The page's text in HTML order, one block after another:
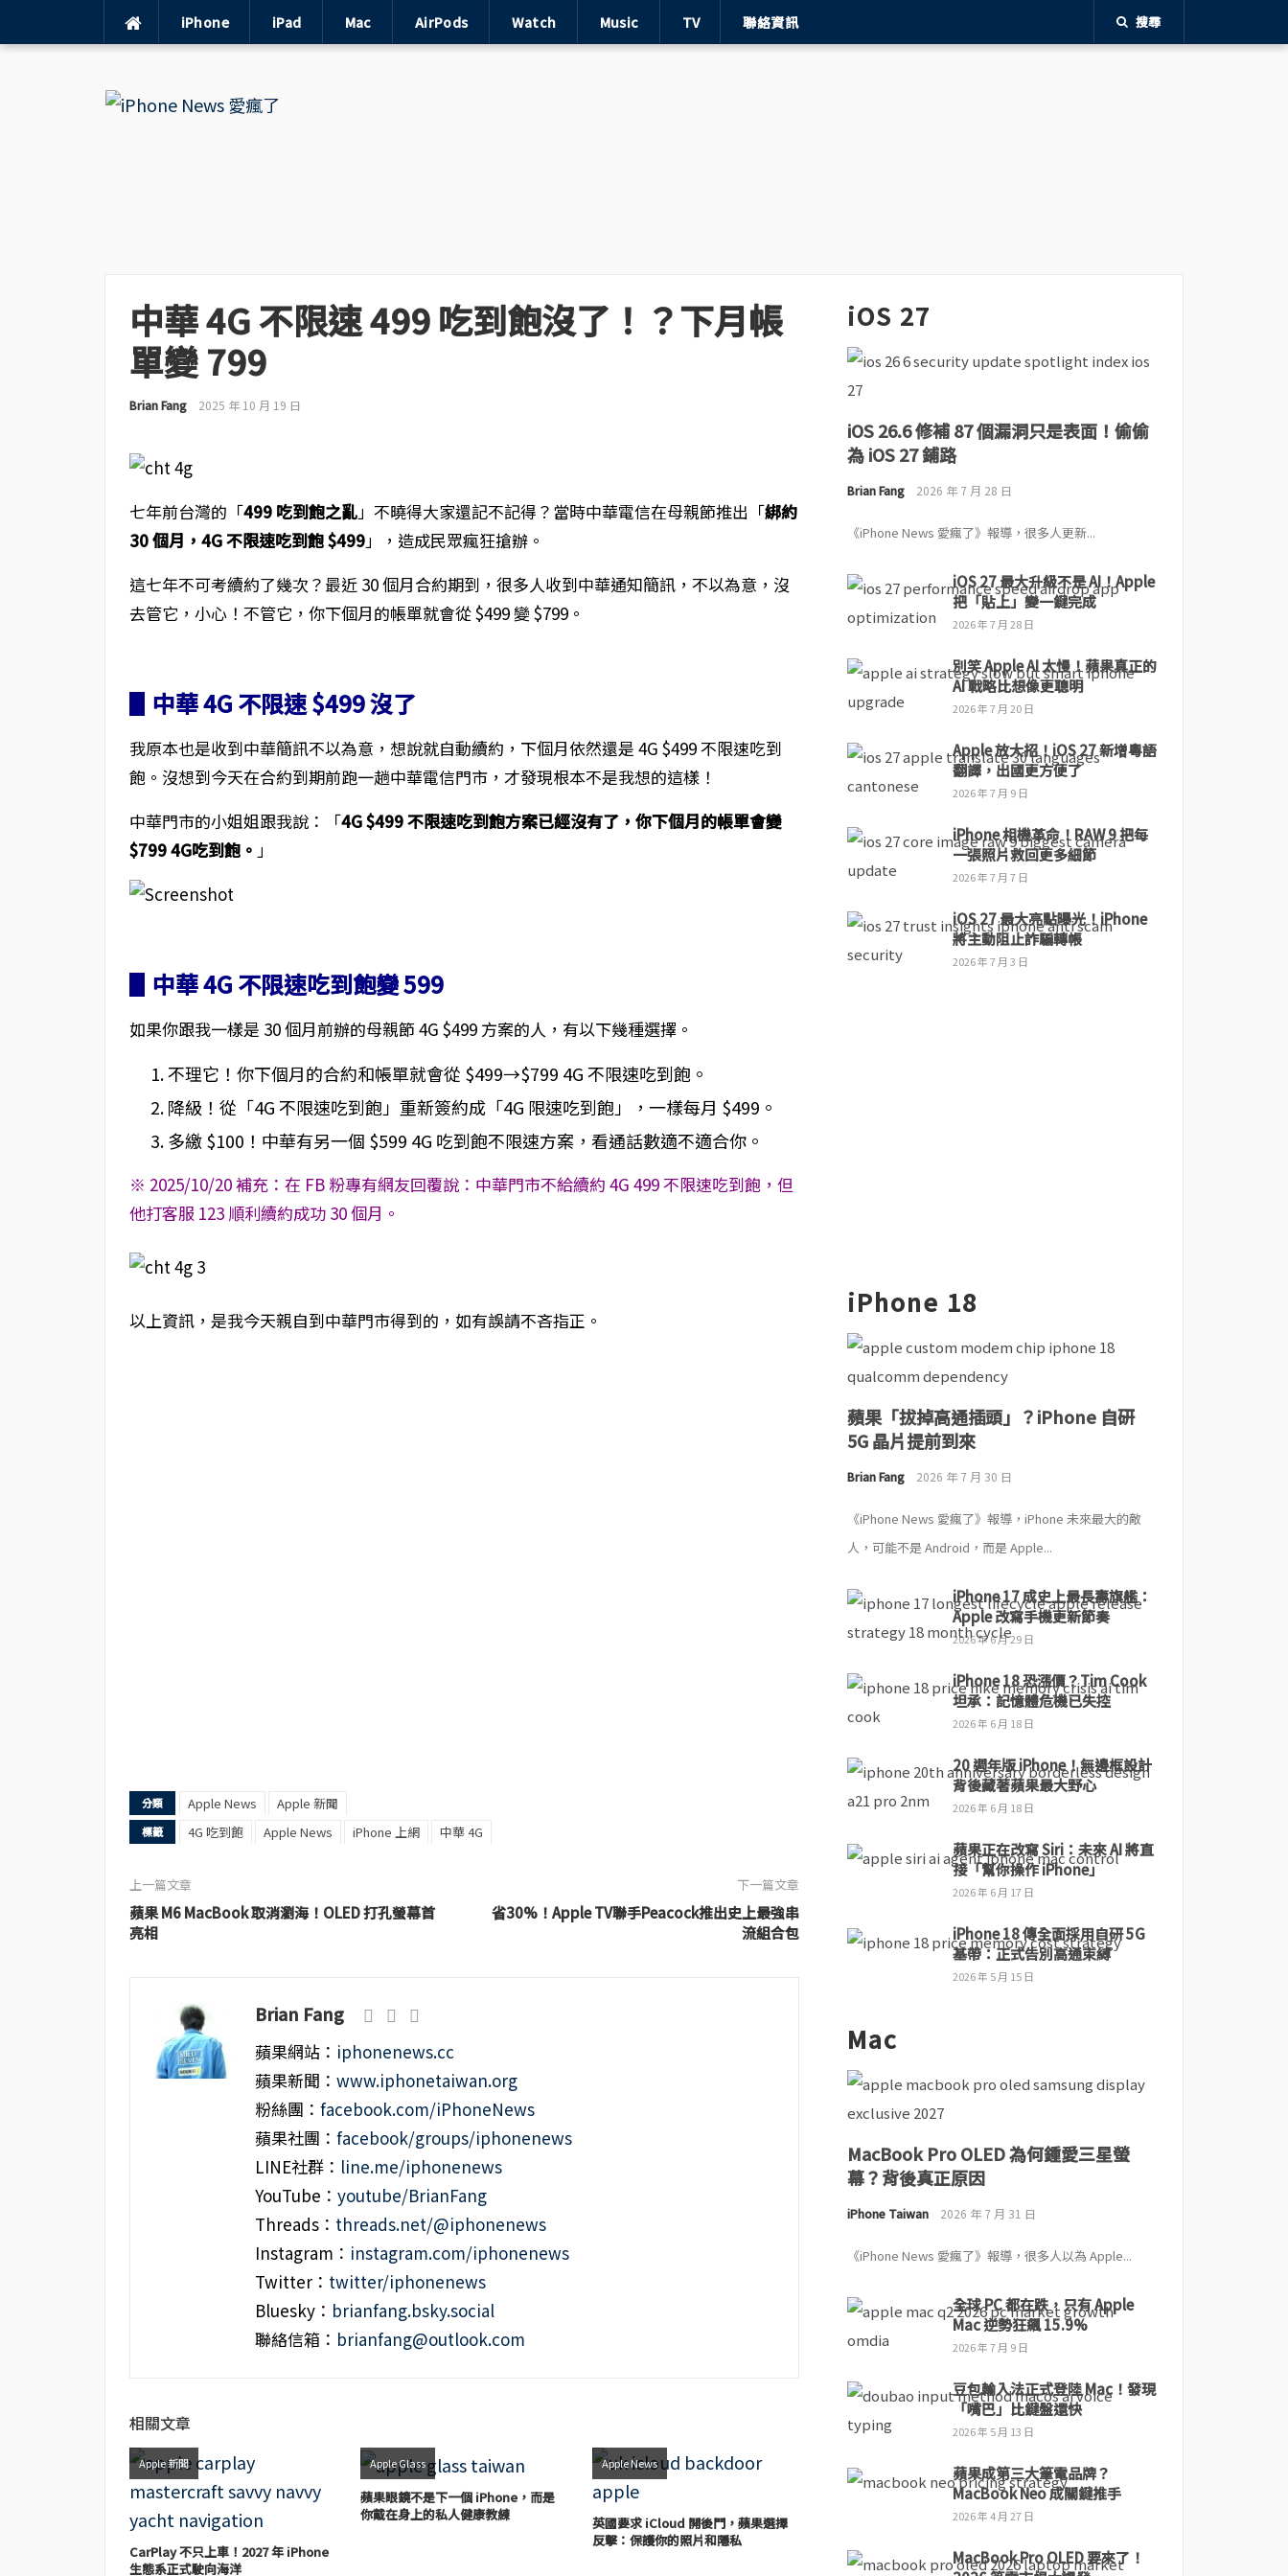
iPhone iPad Mac AirPods Watch Music TV 聯絡資訊 搜尋
中華 4G 不限速 499 吃到飽沒了！？下月帳
單變 799
Brian Fang 2025 年 10 月 19 日
七年前台灣的「499 吃到飽之亂」不曉得大家還記不記得？當時中華電信在母親節推出「綁約
30 個月，4G 不限速吃到飽 $499」，造成民眾瘋狂搶辦。
這七年不可考續約了幾次？最近 30 個月合約期到，很多人收到中華通知簡訊，不以為意，沒
去管它，小心！不管它，你下個月的帳單就會從 $499 變 $799。
▋中華 4G 不限速 $499 沒了
我原本也是收到中華簡訊不以為意，想說就自動續約，下個月依然還是 4G $499 不限速吃到
飽。沒想到今天在合約到期前跑一趟中華電信門市，才發現根本不是我想的這樣！
中華門市的小姐姐跟我說：「4G $499 不限速吃到飽方案已經沒有了，你下個月的帳單會變
$799 4G吃到飽。 」
▋中華 4G 不限速吃到飽變 599
如果你跟我一樣是 30 個月前辦的母親節 4G $499 方案的人，有以下幾種選擇。
不理它！你下個月的合約和帳單就會從 $499→$799 4G 不限速吃到飽。
降級！從「4G 不限速吃到飽」重新簽約成「4G 限速吃到飽」，一樣每月 $499。
多繳 $100！中華有另一個 $599 4G 吃到飽不限速方案，看通話數適不適合你。
※ 2025/10/20 補充：在 FB 粉專有網友回覆說：中華門市不給續約 4G 499 不限速吃到飽，但
他打客服 123 順利續約成功 30 個月。
以上資訊，是我今天親自到中華門市得到的，如有誤請不吝指正。
分類 Apple News Apple 新聞
標籤 4G 吃到飽 Apple News iPhone 上網 中華 4G
上一篇文章
蘋果 M6 MacBook 取消瀏海！OLED 打孔螢幕首
亮相
下一篇文章
省30%！Apple TV聯手Peacock推出史上最強串
流組合包
Brian Fang
蘋果網站： iphonenews.cc
蘋果新聞： www.iphonetaiwan.org
粉絲團： facebook.com/iPhoneNews
蘋果社團： facebook/groups/iphonenews
LINE社群： line.me/iphonenews
YouTube： youtube/BrianFang
Threads： threads.net/@iphonenews
Instagram： instagram.com/iphonenews
Twitter： twitter/iphonenews
Bluesky： brianfang.bsky.social
聯絡信箱： brianfang@outlook.com
相關文章
Apple 新聞
CarPlay 不只上車！2027 年 iPhone
生態系正式駛向海洋
Apple Glass
蘋果眼鏡不是下一個 iPhone，而是
你戴在身上的私人健康教練
Apple News
英國要求 iCloud 開後門，蘋果選擇
反擊：保護你的照片和隱私
iOS 27
iOS 26.6 修補 87 個漏洞只是表面！偷偷
為 iOS 27 鋪路
Brian Fang 2026 年 7 月 28 日
《iPhone News 愛瘋了》報導，很多人更新...
iOS 27 最大升級不是 AI！Apple
把「貼上」變一鍵完成
2026 年 7 月 28 日
別笑 Apple AI 太慢！蘋果真正的
AI 戰略比想像更聰明
2026 年 7 月 20 日
Apple 放大招！iOS 27 新增粵語
翻譯，出國更方便了
2026 年 7 月 9 日
iPhone 相機革命！RAW 9 把每
一張照片救回更多細節
2026 年 7 月 7 日
iOS 27 最大亮點曝光！iPhone
將主動阻止詐騙轉帳
2026 年 7 月 3 日
iPhone 18
蘋果「拔掉高通插頭」？iPhone 自研
5G 晶片提前到來
Brian Fang 2026 年 7 月 30 日
《iPhone News 愛瘋了》報導，iPhone 未來最大的敵
人，可能不是 Android，而是 Apple...
iPhone 17 成史上最長壽旗艦：
Apple 改寫手機更新節奏
2026 年 6 月 29 日
iPhone 18 恐漲價？Tim Cook
坦承：記憶體危機已失控
2026 年 6 月 18 日
20 週年版 iPhone！無邊框設計
背後藏著蘋果最大野心
2026 年 6 月 18 日
蘋果正在改寫 Siri：未來 AI 將直
接「幫你操作 iPhone」
2026 年 6 月 17 日
iPhone 18 傳全面採用自研 5G
基帶：正式告別高通束縛
2026 年 5 月 15 日
Mac
MacBook Pro OLED 為何鍾愛三星螢
幕？背後真正原因
iPhone Taiwan 2026 年 7 月 31 日
《iPhone News 愛瘋了》報導，很多人以為 Apple...
全球 PC 都在跌，只有 Apple
Mac 逆勢狂飆 15.9%
2026 年 7 月 9 日
豆包輸入法正式登陸 Mac！發現
「嘴巴」比鍵盤還快
2026 年 5 月 13 日
蘋果成第三大筆電品牌？
MacBook Neo 成關鍵推手
2026 年 4 月 27 日
MacBook Pro OLED 要來了！